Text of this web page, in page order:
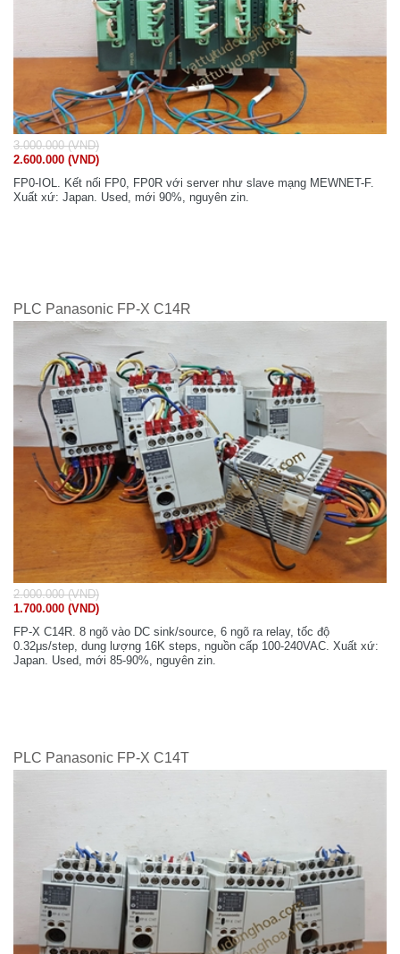
3.000.000 (VND)
2.600.000 (VND)
FP0-IOL. Kết nối FP0, FP0R với server như slave mạng MEWNET-F.
Xuất xứ: Japan. Used, mới 90%, nguyên zin.
PLC Panasonic FP-X C14R
2.000.000 (VND)
1.700.000 (VND)
FP-X C14R. 8 ngõ vào DC sink/source, 6 ngõ ra relay, tốc độ
0.32μs/step, dung lượng 16K steps, nguồn cấp 100-240VAC. Xuất xứ:
Japan. Used, mới 85-90%, nguyên zin.
PLC Panasonic FP-X C14T